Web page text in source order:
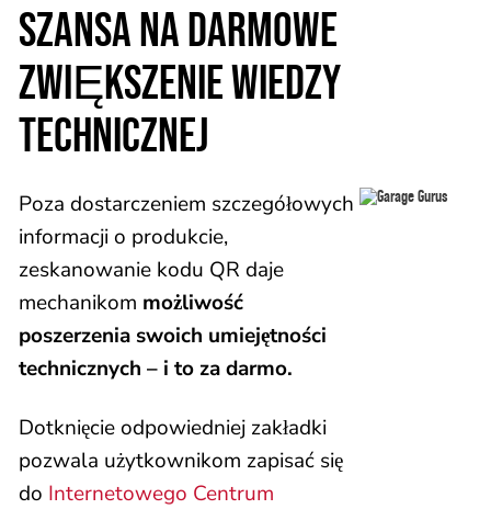
SZANSA NA DARMOWE
ZWIĘKSZENIE WIEDZY
TECHNICZNEJ
Poza dostarczeniem szczegółowych
informacji o produkcie,
zeskanowanie kodu QR daje
mechanikom możliwość
poszerzenia swoich umiejętności
technicznych – i to za darmo.
Dotknięcie odpowiedniej zakładki
pozwala użytkownikom zapisać się
do Internetowego Centrum